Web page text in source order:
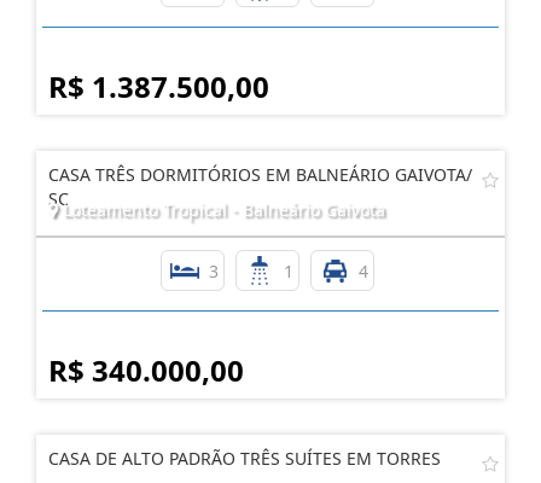
R$ 1.387.500,00
CASA TRÊS DORMITÓRIOS EM BALNEÁRIO GAIVOTA/
SCLoteamento Tropical - Balneário Gaivota
3 1 4
R$ 340.000,00
CASA DE ALTO PADRÃO TRÊS SUÍTES EM TORRES